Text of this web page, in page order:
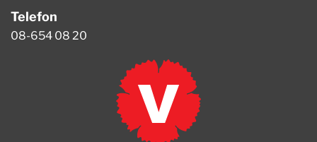
Telefon
08-654 08 20